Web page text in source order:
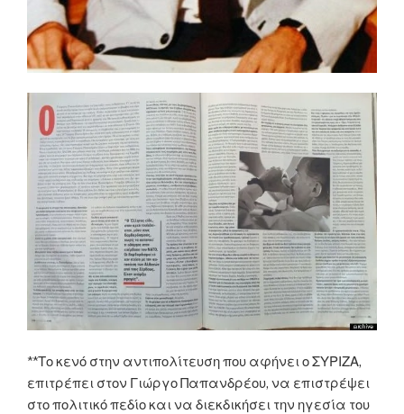
**Το κενό στην αντιπολίτευση που αφήνει ο ΣΥΡΙΖΑ,
επιτρέπει στον Γιώργο Παπανδρέου, να επιστρέψει
στο πολιτικό πεδίο και να διεκδικήσει την ηγεσία του